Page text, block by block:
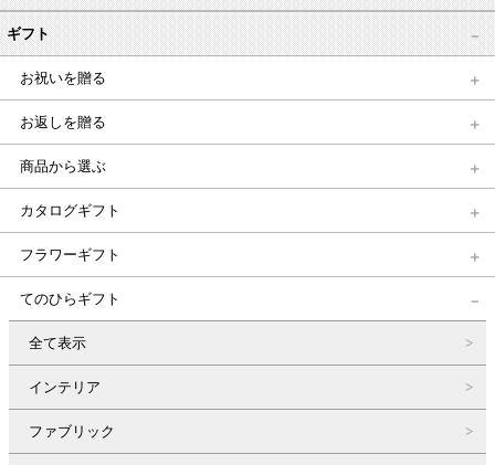
ギフト
お祝いを贈る
お返しを贈る
商品から選ぶ
カタログギフト
フラワーギフト
てのひらギフト
全て表示
インテリア
ファブリック